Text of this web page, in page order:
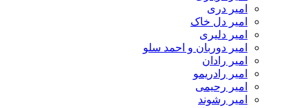
امیر دری
امیر دل خاک
امیر دلیری
امیر دوربان و احمد سلو
امیر رادان
امیر رادریمو
امیر رحیمی
امیر رشوند